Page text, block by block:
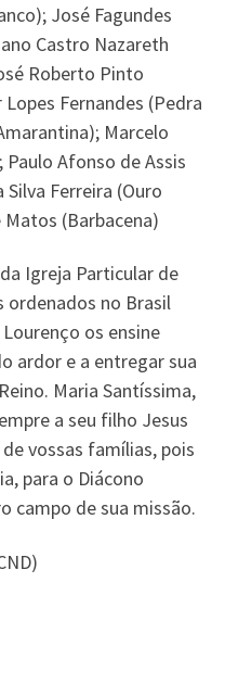
José Fagundes
Castro Nazareth
Roberto Pinto
Fernandes (Pedra
Marcelo
Paulo Afonso de Assis
Ferreira (Ouro
(Barbacena)
Igreja Particular de
ordenados no Brasil
os ensine
ardor e a entregar sua
Maria Santíssima,
a seu filho Jesus
vossas famílias, pois
para o Diácono
campo de sua missão.